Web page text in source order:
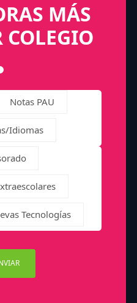
MÁS
COLEGIO
Notas PAU
Idiomas
Tecnologías